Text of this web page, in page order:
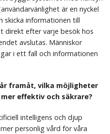
är en nyckel
skicka informationen till
direkt efter varje besök hos
avslutas. Människor
i ett fall och informationen
framåt, vilka möjligheter
effektiv och säkrare?
intelligens och djup
personlig vård för våra